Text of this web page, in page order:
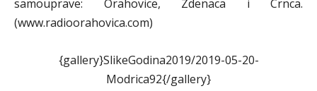
samouprave: Orahovice, Zdenaca i Crnca.
(www.radioorahovica.com)
{gallery}SlikeGodina2019/2019-05-20-
Modrica92{/gallery}